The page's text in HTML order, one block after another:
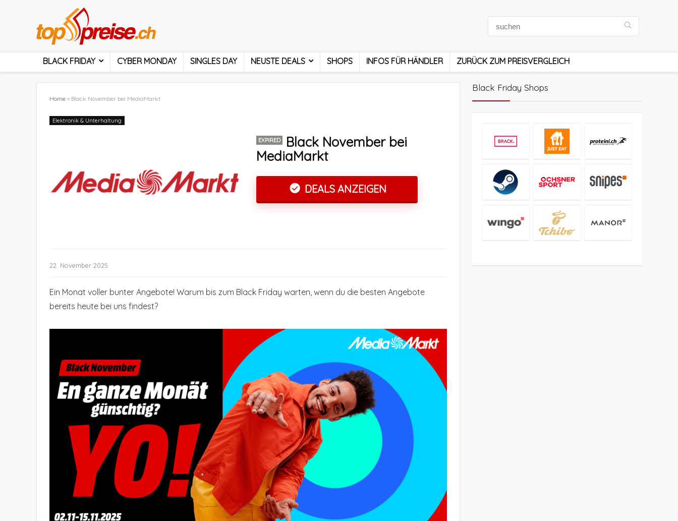
BLACK FRIDAY CYBER MONDAY SINGLES DAY NEUSTE DEALS SHOPS INFOS FÜR HÄNDLER ZURÜCK ZUM PREISVERGLEICH
Home » Black November bei MediaMarkt
Elektronik & Unterhaltung
EXPIRED
Black November bei
MediaMarkt
DEALS ANZEIGEN
22. November 2025
Ein Monat voller bunter Angebote! Warum bis zum Black Friday warten, wenn du die besten Angebote
bereits heute bei uns findest?
Black Friday Shops